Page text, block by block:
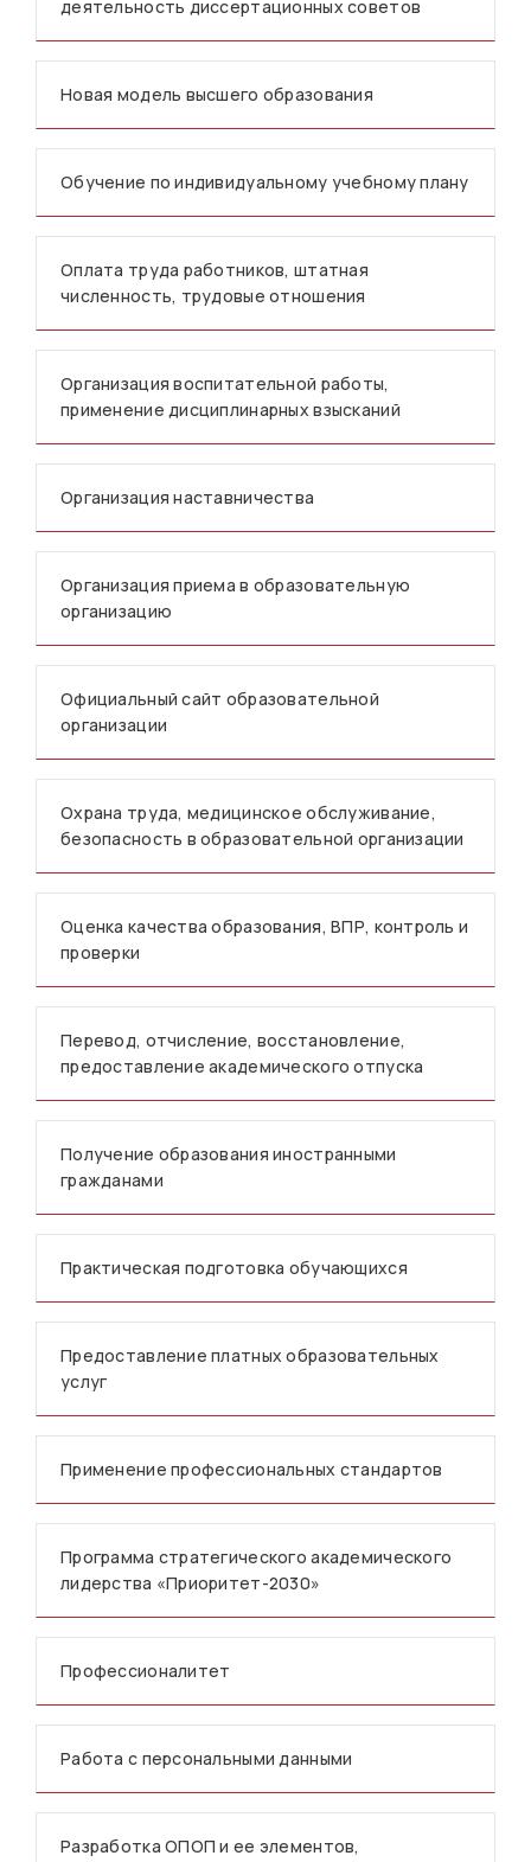
деятельность диссертационных советов
Новая модель высшего образования
Обучение по индивидуальному учебному плану
Оплата труда работников, штатная
численность, трудовые отношения
Организация воспитательной работы,
применение дисциплинарных взысканий
Организация наставничества
Организация приема в образовательную
организацию
Официальный сайт образовательной
организации
Охрана труда, медицинское обслуживание,
безопасность в образовательной организации
Оценка качества образования, ВПР, контроль и
проверки
Перевод, отчисление, восстановление,
предоставление академического отпуска
Получение образования иностранными
гражданами
Практическая подготовка обучающихся
Предоставление платных образовательных
услуг
Применение профессиональных стандартов
Программа стратегического академического
лидерства «Приоритет-2030»
Профессионалитет
Работа с персональными данными
Разработка ОПОП и ее элементов,